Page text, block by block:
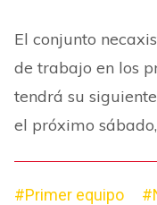
El conjunto
de trabajo en los
tendrá su
el próximo
#Primer equipo